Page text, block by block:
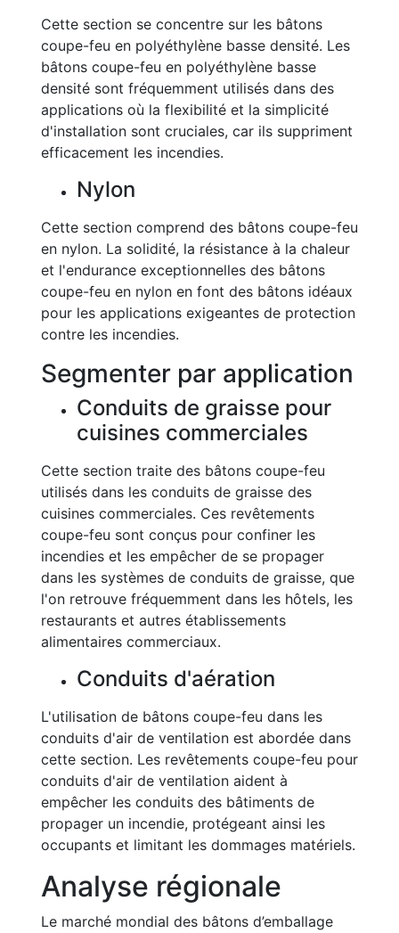
Cette section se concentre sur les bâtons
coupe-feu en polyéthylène basse densité. Les
bâtons coupe-feu en polyéthylène basse
densité sont fréquemment utilisés dans des
applications où la flexibilité et la simplicité
d'installation sont cruciales, car ils suppriment
efficacement les incendies.
Nylon
Cette section comprend des bâtons coupe-feu
en nylon. La solidité, la résistance à la chaleur
et l'endurance exceptionnelles des bâtons
coupe-feu en nylon en font des bâtons idéaux
pour les applications exigeantes de protection
contre les incendies.
Segmenter par application
Conduits de graisse pour
cuisines commerciales
Cette section traite des bâtons coupe-feu
utilisés dans les conduits de graisse des
cuisines commerciales. Ces revêtements
coupe-feu sont conçus pour confiner les
incendies et les empêcher de se propager
dans les systèmes de conduits de graisse, que
l'on retrouve fréquemment dans les hôtels, les
restaurants et autres établissements
alimentaires commerciaux.
Conduits d'aération
L'utilisation de bâtons coupe-feu dans les
conduits d'air de ventilation est abordée dans
cette section. Les revêtements coupe-feu pour
conduits d'air de ventilation aident à
empêcher les conduits des bâtiments de
propager un incendie, protégeant ainsi les
occupants et limitant les dommages matériels.
Analyse régionale
Le marché mondial des bâtons d’emballage